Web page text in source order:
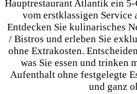
Hauptrestaurant Atlantik ein
vom erstklassigen Service
Entdecken Sie kulinarisches
/ Bistros und erleben Sie
ohne Extrakosten.
was Sie essen und trinken
Aufenthalt ohne festgelegte
und ganz